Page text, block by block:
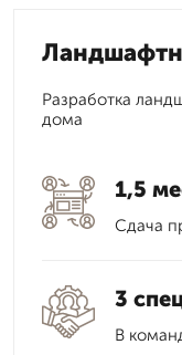
Разработка
дома
1,5
Сдача
3
В